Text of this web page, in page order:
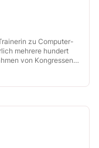
zu Computer-
mehrere hundert
von Kongressen,